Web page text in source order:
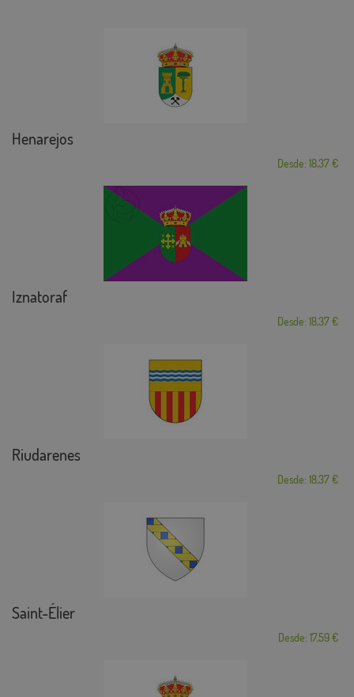
Henarejos
Desde: 18,37 €
Iznatoraf
Desde: 18,37 €
Riudarenes
Desde: 18,37 €
Saint-Élier
Desde: 17,59 €